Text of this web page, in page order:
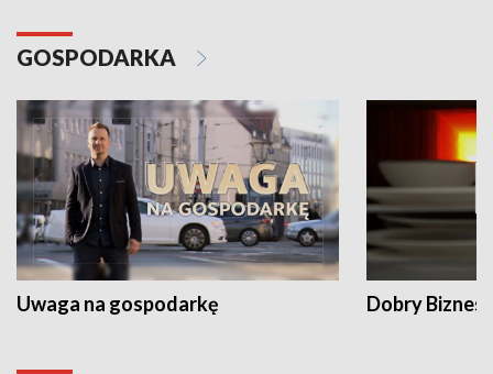
GOSPODARKA
Uwaga na gospodarkę Dobry Biznes